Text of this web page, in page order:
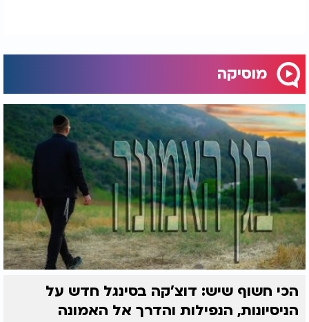
מוסיקה
הכי חשוף שיש: דוצ'קה בסינגל חדש על
הניסיונות, הנפילות והדרך אל האמונה